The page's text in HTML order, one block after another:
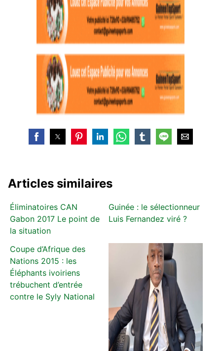
Articles similaires
Éliminatoires CAN
Gabon 2017 Le point de
la situation
Guinée : le sélectionneur
Luis Fernandez viré ?
Coupe d’Afrique des
Nations 2015 : les
Éléphants ivoiriens
trébuchent d’entrée
contre le Syly National